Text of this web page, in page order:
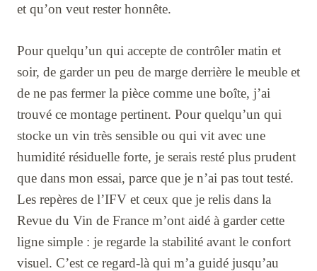
et qu’on veut rester honnête.
Pour quelqu’un qui accepte de contrôler matin et
soir, de garder un peu de marge derrière le meuble et
de ne pas fermer la pièce comme une boîte, j’ai
trouvé ce montage pertinent. Pour quelqu’un qui
stocke un vin très sensible ou qui vit avec une
humidité résiduelle forte, je serais resté plus prudent
que dans mon essai, parce que je n’ai pas tout testé.
Les repères de l’IFV et ceux que je relis dans la
Revue du Vin de France m’ont aidé à garder cette
ligne simple : je regarde la stabilité avant le confort
visuel. C’est ce regard-là qui m’a guidé jusqu’au